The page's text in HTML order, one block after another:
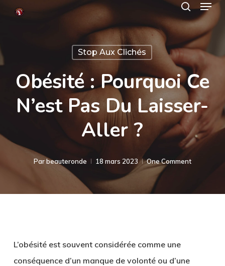
Skip
content
search
Stop Aux Clichés
Obésité : Pourquoi Ce
N’est Pas Du Laisser-
Aller ?
Parbeauteronde 18 mars 2023 One Comment
L’obésité est souvent considérée comme une
conséquence d’un manque de volonté ou d’une
Close
Menu